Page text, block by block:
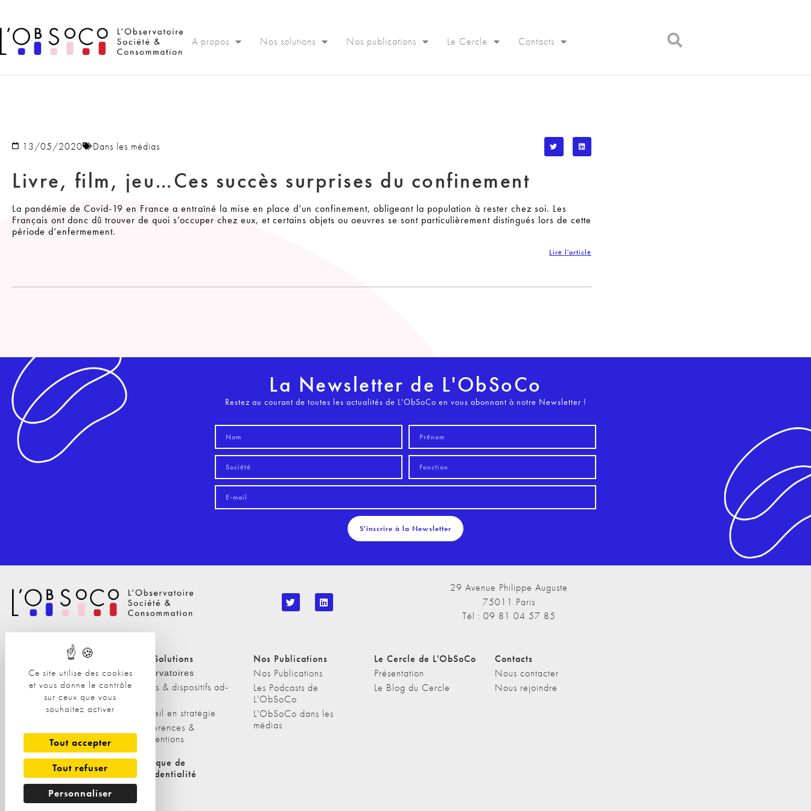
Ce site utilise des cookies
et vous donne le contrôle
sur ceux que vous
souhaitez activer
Tout accepter
Tout refuser
Personnaliser
A propos Nos solutions Nos publications Le Cercle Contacts
13/05/2020 Dans les médias
Livre, film, jeu…Ces succès surprises du confinement
La pandémie de Covid-19 en France a entraîné la mise en place d’un confinement, obligeant la population à rester chez soi. Les
Français ont donc dû trouver de quoi s’occuper chez eux, et certains objets ou oeuvres se sont particulièrement distingués lors de cette
période d’enfermement.
Lire l'article
La Newsletter de L'ObSoCo
Restez au courant de toutes les actualités de L'ObSoCo en vous abonnant à notre Newsletter !
S'inscrire à la Newsletter
29 Avenue Philippe Auguste
75011 Paris
Tél : 09 81 04 57 85
Nos Solutions
A propos
L'équipe
Nos clients
Nos Solutions
Observatoires
Etudes & dispositifs ad-
Conseil en stratégie
Conférences &
interventions
Nos Publications
Nos Publications
Les Podcasts de
L'ObSoCo
L'ObSoCo dans les
médias
Le Cercle de L'ObSoCo
Présentation
Le Blog du Cercle
Contacts
Nous contacter
Nous rejoindre
Politique de cookies
Politique de
confidentialité